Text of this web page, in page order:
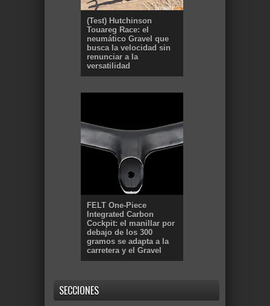
(Test) Hutchinson
Touareg Race: el
neumático Gravel que
busca la velocidad sin
renunciar a la
versatilidad
FELT One-Piece
Integrated Carbon
Cockpit: el manillar por
debajo de los 300
gramos se adapta a la
carretera y el Gravel
SECCIONES